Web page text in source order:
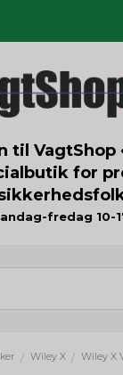
til VagtShop
for
fredag 10-
/ Wiley X /